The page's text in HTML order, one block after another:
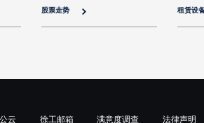
股票走势  租赁设
云 徐工邮箱 满意度调查 法律声明